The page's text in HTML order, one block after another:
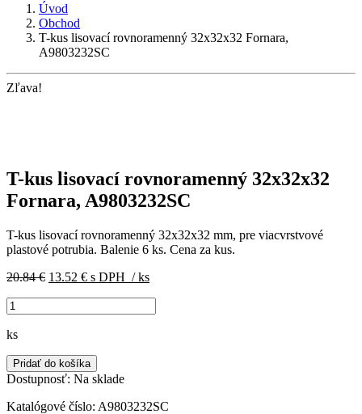
Úvod
Obchod
T-kus lisovací rovnoramenný 32x32x32 Fornara,
A9803232SC
Zľava!
T-kus lisovací rovnoramenný 32x32x32
Fornara, A9803232SC
T-kus lisovací rovnoramenný 32x32x32 mm, pre viacvrstvové
plastové potrubia. Balenie 6 ks. Cena za kus.
20.84€ Pôvodná
13.52 €Aktuálna
s DPH / ks
množstvo
T-
kus
rovnoramenný
32x32x32
A9803232SC
ks
Pridať do košíka
Dostupnosť: Na sklade
Katalógové číslo: A9803232SC